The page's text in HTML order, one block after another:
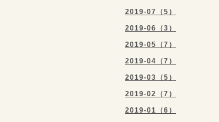
2019-07（5）
2019-06（3）
2019-05（7）
2019-04（7）
2019-03（5）
2019-02（7）
2019-01（6）